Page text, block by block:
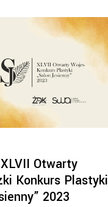
Otwarty
Konkurs Plastyki
2023